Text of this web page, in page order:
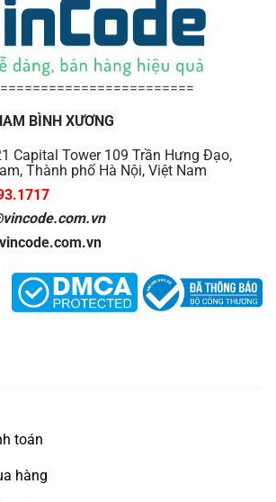
BÌNH XƯƠNG
Capital Tower 109 Trần Hưng Đạo,
Thành phố Hà Nội, Việt Nam
toán
hàng